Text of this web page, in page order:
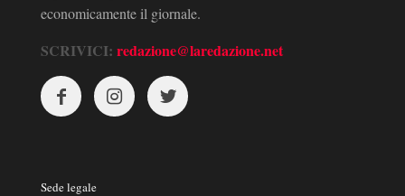
economicamente il giornale.
SCRIVICI: redazione@laredazione.net
Sede legale